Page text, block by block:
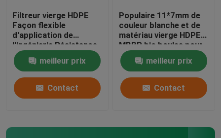
Filtreur vierge HDPE
Façon flexible
d'application de
l'ingénierie Résistance
aux chocs
meilleur prix
Contact
Populaire 11*7mm de
couleur blanche et de
matériau vierge HDPE
MBBR bio boules pour
les aquariums
meilleur prix
Contact